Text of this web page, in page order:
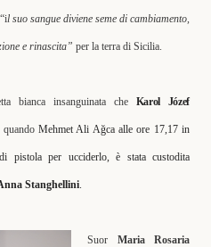
“il suo sangue diviene seme di cambiamento,
e rinascita” per la terra di Sicilia.
bianca insanguinata che Karol Józef
quandoMehmet Ali Ağca alle ore 17,17 in
pistola per ucciderlo, è stata custodita
Stanghellini.
Suor Maria Rosaria